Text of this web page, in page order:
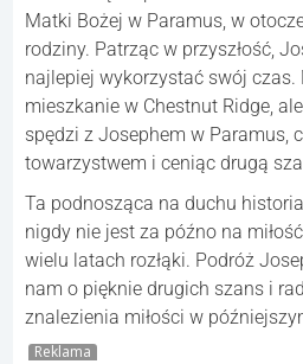
Matki Bożej w Paramus, w
rodziny. Patrząc w przyszłość,
najlepiej wykorzystać swój
mieszkanie w Chestnut Ridge,
spędzi z Josephem w Paramus,
towarzystwem i ceniąc drugą
Ta podnosząca na duchu
nigdy nie jest za późno na
wielu latach rozłąki. Podróż
nam o pięknie drugich szans i
znalezienia miłości w
Reklama